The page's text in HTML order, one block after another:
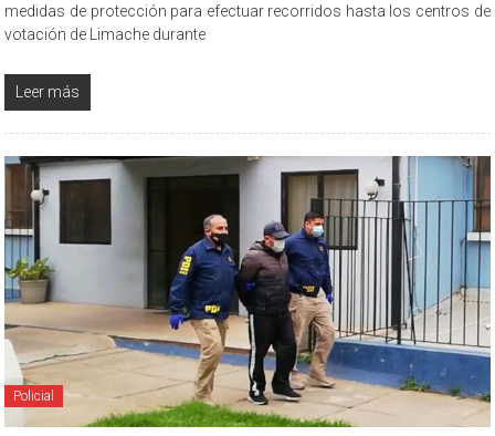
medidas de protección para efectuar recorridos hasta los centros de
votación de Limache durante
Leer más
Policial